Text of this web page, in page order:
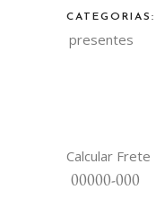
quantidade
CATEGORIAS:
presentes
Calcular Frete